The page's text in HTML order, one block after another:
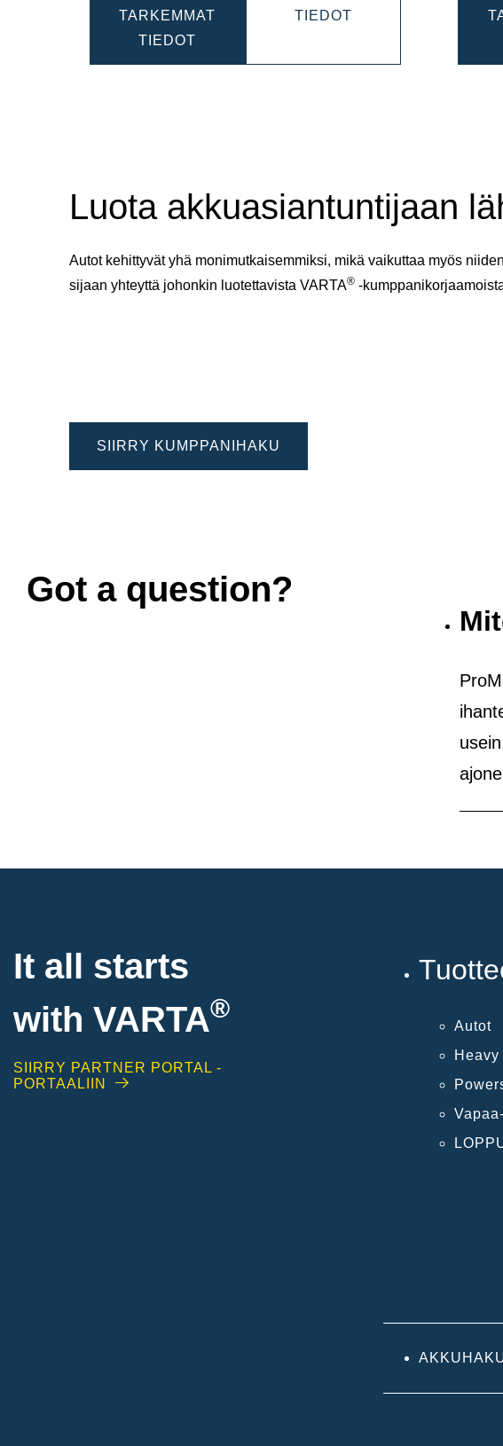
TARKEMMAT
TIEDOT
EFB
TIEDOTPROMOTIVE
740500120
Luota akkuasiantuntijaan
Autot kehittyvät yhä monimutkaisemmiksi, mikä vaikuttaa myös
sijaan yhteyttä johonkin luotettavista VARTA® -
SIIRRY KUMPPANIHAKU
Got a question?
It all starts
with VARTA®
SIIRRY PARTNER PORTAL -
PORTAALIIN
Autot
Heavy